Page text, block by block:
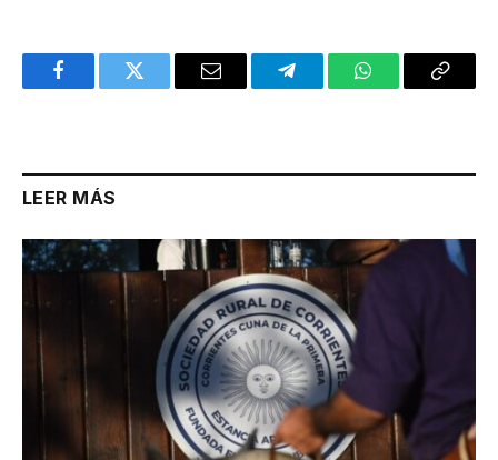
FacebookTwitter Email TelegramWhatsAppCopy
LEER MÁS